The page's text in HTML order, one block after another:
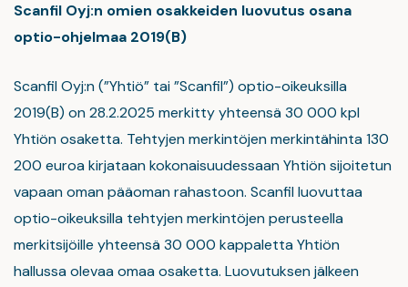
Scanfil Oyj:n omien osakkeiden luovutus osana
optio-ohjelmaa 2019(B)
Scanfil Oyj:n (”Yhtiö” tai ”Scanfil”) optio-oikeuksilla
2019(B) on 28.2.2025 merkitty yhteensä 30 000 kpl
Yhtiön osaketta. Tehtyjen merkintöjen merkintähinta 130
200 euroa kirjataan kokonaisuudessaan Yhtiön sijoitetun
vapaan oman pääoman rahastoon. Scanfil luovuttaa
optio-oikeuksilla tehtyjen merkintöjen perusteella
merkitsijöille yhteensä 30 000 kappaletta Yhtiön
hallussa olevaa omaa osaketta. Luovutuksen jälkeen